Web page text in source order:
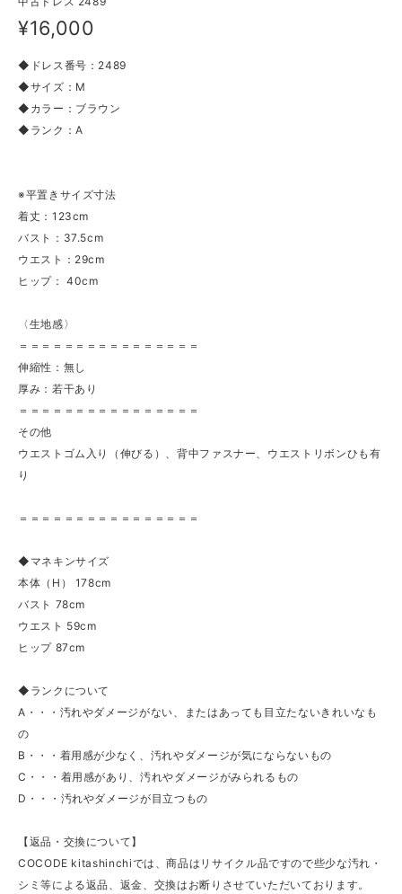
¥16,000
◆ドレス番号：2489
◆サイズ：M
◆カラー：ブラウン
◆ランク：A
※平置きサイズ寸法
着丈：123cm
バスト：37.5cm
ウエスト：29cm
ヒップ： 40cm
〈生地感〉
＝＝＝＝＝＝＝＝＝＝＝＝＝＝＝＝
伸縮性：無し
厚み：若干あり
＝＝＝＝＝＝＝＝＝＝＝＝＝＝＝＝
その他
ウエストゴム入り（伸びる）、背中ファスナー、ウエストリボンひも有
り
＝＝＝＝＝＝＝＝＝＝＝＝＝＝＝＝
◆マネキンサイズ
本体（H） 178cm
バスト 78cm
ウエスト 59cm
ヒップ 87cm
◆ランクについて
A・・・汚れやダメージがない、またはあっても目立たないきれいなも
の
B・・・着用感が少なく、汚れやダメージが気にならないもの
C・・・着用感があり、汚れやダメージがみられるもの
D・・・汚れやダメージが目立つもの
【返品・交換について】
COCODE kitashinchiでは、商品はリサイクル品ですので些少な汚れ・
シミ等による返品、返金、交換はお断りさせていただいております。